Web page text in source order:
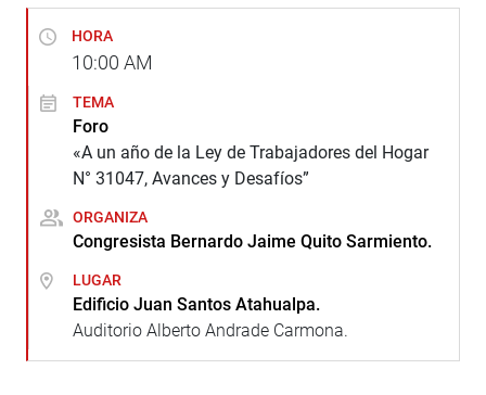
HORA
10:00 AM
TEMA
Foro
«A un año de la Ley de Trabajadores del Hogar
N° 31047, Avances y Desafíos”
ORGANIZA
Congresista Bernardo Jaime Quito Sarmiento.
LUGAR
Edificio Juan Santos Atahualpa.
Auditorio Alberto Andrade Carmona.